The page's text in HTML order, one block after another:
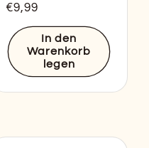
Normaler
Preis
€9,99
In den
Warenkorb
legen